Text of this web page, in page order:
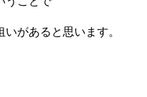
があると思います。